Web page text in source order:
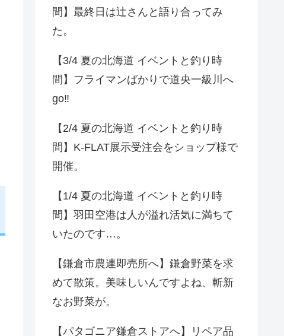
間】最終日は辻さんと語り合ってみ
た。
【3/4 夏の北海道 イベントと釣り時
間】フライマンばかりで道央一級川へ
go‼️
【2/4 夏の北海道 イベントと釣り時
間】K-FLAT展示受注会をショップ様で
開催。
【1/4 夏の北海道 イベントと釣り時
間】羽田空港は人が溢れ活気に満ちて
いたのです…。
【鎌倉市農連即売所へ】鎌倉野菜を求
めて散策。美味しいんですよね、斬新
なお野菜が。
【パタゴニア鎌倉ストアへ】リペア品